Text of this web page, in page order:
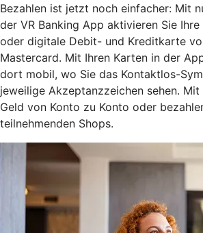
Bezahlen ist jetzt noch einfacher: Mit
der VR Banking App aktivieren Sie
oder digitale Debit- und Kreditkarte
Mastercard. Mit Ihren Karten in der
dort mobil, wo Sie das Kontaktlos-
jeweilige Akzeptanzzeichen sehen. Mit
Geld von Konto zu Konto oder
teilnehmenden Shops.